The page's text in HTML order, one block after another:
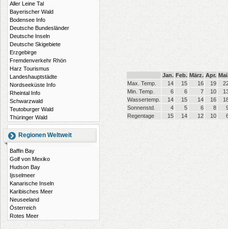
Aller Leine Tal
Bayerischer Wald
Bodensee Info
Deutsche Bundesländer
Deutsche Inseln
Deutsche Skigebiete
Erzgebirge
Fremdenverkehr Rhön
Harz Tourismus
Landeshauptstädte
Nordseeküste Info
Rheintal Info
Schwarzwald
Teutoburger Wald
Thüringer Wald
Regionen Weltweit
Baffin Bay
Golf von Mexiko
Hudson Bay
Ijsselmeer
Kanarische Inseln
Karibisches Meer
Neuseeland
Österreich
Rotes Meer
Jan. Feb. März. Apr.
Max. Temp.
14 15 16 19
Min. Temp.
6 6 7 10
Wassertemp.
14 15 14 16
Sonnenstd.
4 5 6 8
Regentage
15 14 12 10